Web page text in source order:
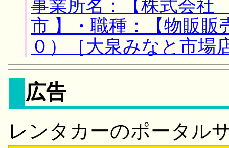
事業所名：【株式会社
市 】・職種：【物販販
０）［大泉みなと市場
広告
レンタカーのポータル